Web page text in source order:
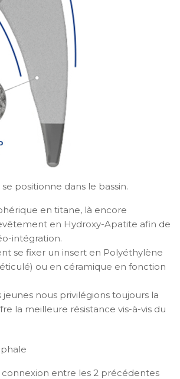
se positionne dans le bassin.
en titane, là encore
en Hydroxy-Apatite afin de
intégration.
se fixer un insert en Polyéthylène
ou en céramique en fonction
jeunes nous privilégions toujours la
la meilleure résistance vis-à-vis du
connexion entre les 2 précédentes